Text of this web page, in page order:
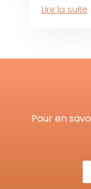
Lire la suite
Pour en